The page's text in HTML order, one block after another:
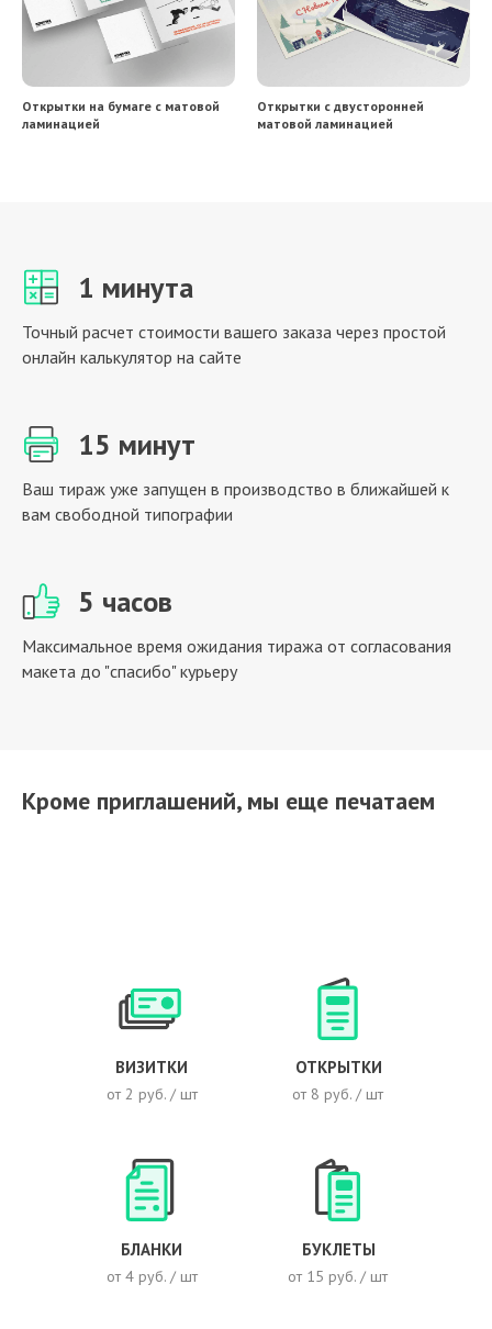
Открытки на бумаге с матовой
ламинацией
Открытки с двусторонней
матовой ламинацией
1 минута
Точный расчет стоимости вашего заказа через простой
онлайн калькулятор на сайте
15 минут
Ваш тираж уже запущен в производство в ближайшей к
вам свободной типографии
5 часов
Максимальное время ожидания тиража от согласования
макета до "спасибо" курьеру
Кроме приглашений, мы еще печатаем
от 15 руб. / шт
БУКЛЕТЫ
от 4 руб. / шт
БЛАНКИ
от 8 руб. / шт
ОТКРЫТКИ
от 2 руб. / шт
ВИЗИТКИ